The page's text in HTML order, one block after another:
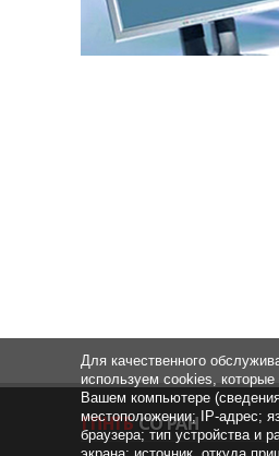
Для качественного
используем cookies,
Вашем компьютере
местоположении; IP-адрес;
браузера; тип устройства и